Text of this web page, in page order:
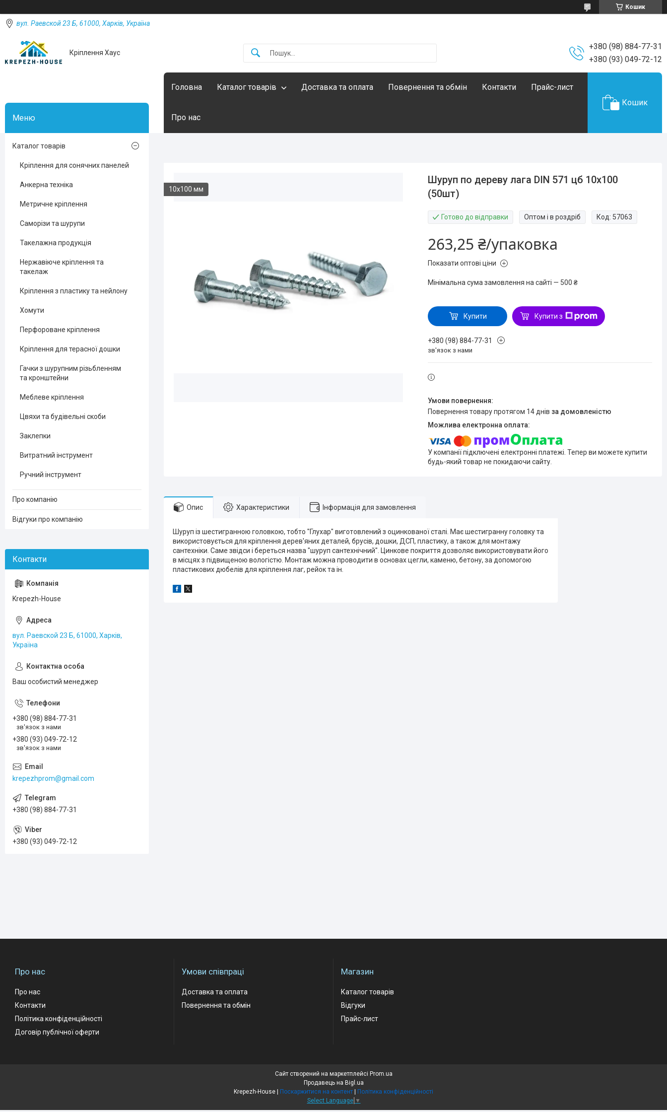
Кошик
вул. Раевской 23 Б, 61000, Харків, Україна
Кріплення Хаус
+380 (98) 884-77-31
+380 (93) 049-72-12
Головна Каталог товарів Доставка та оплата Повернення та обмін Контакти Прайс-лист
Про нас
Кошик
10х100 мм
Шуруп по дереву лага DIN 571 цб 10х100
(50шт)
Готово до відправки Оптом і в роздріб Код: 57063
263,25 ₴/упаковка
Показати оптові ціни
Мінімальна сума замовлення на сайті — 500 ₴
Купити Купити з
+380 (98) 884-77-31
зв'язок з нами
повернення товару протягом 14 днів за домовленістю
У компанії підключені електронні платежі. Тепер ви можете купити
будь-який товар не покидаючи сайту.
Опис Характеристики Інформація для замовлення
Шуруп із шестигранною головкою, тобто "Глухар" виготовлений з оцинкованої сталі. Має шестигранну головку та
використовується для кріплення дерев'яних деталей, брусів, дошки, ДСП, пластику, а також для монтажу
сантехніки. Саме звідси і береться назва "шуруп сантехнічний". Цинкове покриття дозволяє використовувати його
в місцях з підвищеною вологістю. Монтаж можна проводити в основах цегли, каменю, бетону, за допомогою
пластикових дюбелів для кріплення лаг, рейок та ін.
Каталог товарів
Кріплення для сонячних панелей
Анкерна техніка
Метричне кріплення
Саморізи та шурупи
Такелажна продукція
Нержавіюче кріплення та
такелаж
Кріплення з пластику та нейлону
Хомути
Перфороване кріплення
Кріплення для терасної дошки
Гачки з шурупним різьбленням
та кронштейни
Меблеве кріплення
Цвяхи та будівельні скоби
Заклепки
Витратний інструмент
Ручний інструмент
Про компанію
Відгуки про компанію
Krepezh-House
вул. Раевской 23 Б, 61000, Харків,
Україна
Ваш особистий менеджер
+380 (98) 884-77-31
зв'язок з нами
+380 (93) 049-72-12
зв'язок з нами
krepezhprom@gmail.com
+380 (98) 884-77-31
+380 (93) 049-72-12
Про нас
Про нас
Контакти
Політика конфіденційності
Договір публічної оферти
Умови співпраці
Доставка та оплата
Повернення та обмін
Магазин
Каталог товарів
Відгуки
Прайс-лист
Сайт створений на маркетплейсі Prom.ua
Продавець на Bigl.ua
Krepezh-House | Поскаржитися на контент | Політика конфіденційності
Select Language ▼